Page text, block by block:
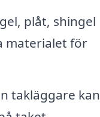
plåt, shingel
materialet för
takläggare kan